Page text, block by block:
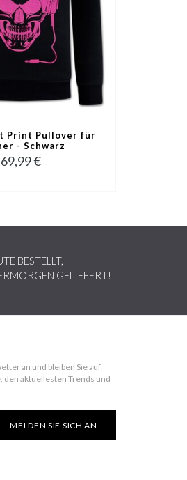
Print Pullover für
- Schwarz
69,99 €
BESTELLT,
GELIEFERT!
an und bleiben Sie auf
aktuellesten Trends und
MELDEN SIE SICH AN